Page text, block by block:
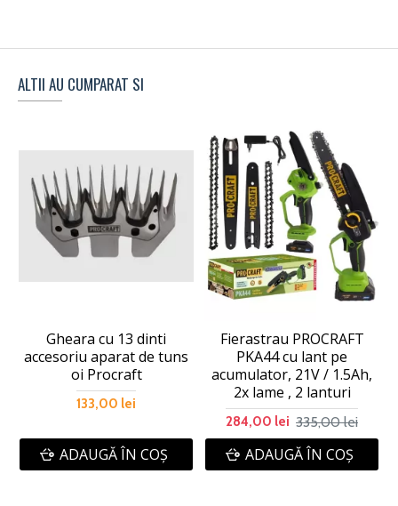
ALTII AU CUMPARAT SI
Gheara cu 13 dinti
accesoriu aparat de tuns
oi Procraft
133,00 lei
ADAUGĂ ÎN COŞ
Fierastrau PROCRAFT
PKA44 cu lant pe
acumulator, 21V / 1.5Ah,
2x lame , 2 lanturi
284,00 lei 335,00 lei
ADAUGĂ ÎN COŞ